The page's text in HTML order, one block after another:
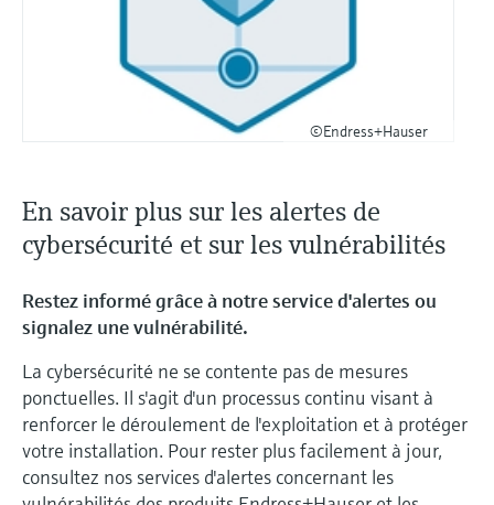
©Endress+Hauser
En savoir plus sur les alertes de
cybersécurité et sur les vulnérabilités
Restez informé grâce à notre service d'alertes ou
signalez une vulnérabilité.
La cybersécurité ne se contente pas de mesures
ponctuelles. Il s'agit d'un processus continu visant à
renforcer le déroulement de l'exploitation et à protéger
votre installation. Pour rester plus facilement à jour,
consultez nos services d'alertes concernant les